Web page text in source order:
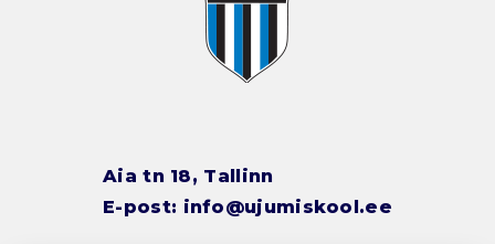
Aia tn 18, Tallinn
E-post: info@ujumiskool.ee